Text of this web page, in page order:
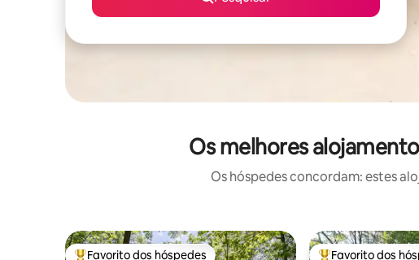
Os melhores
Os hóspedes concordam: estes
Favorito dos hóspedes Favorito dos